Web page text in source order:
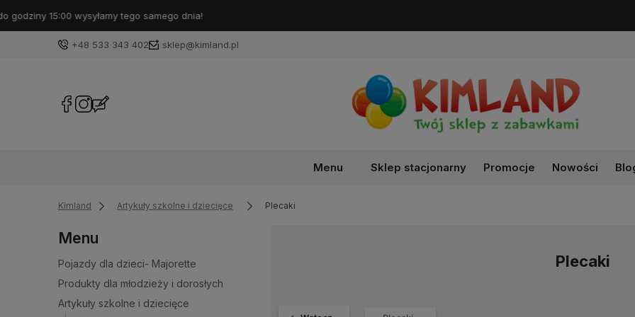
+48 533 343 402 sklep@kimland.pl
Menu Sklep stacjonarny Promocje Nowości
Kimland Artykuły szkolne i dziecięce Plecaki
Menu
Pojazdy dla dzieci- Majorette
Produkty dla młodzieży i dorosłych
Artykuły szkolne i dziecięce
Plecaki